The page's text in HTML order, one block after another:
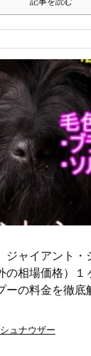
ジャイアント
の相場価格）１
ーの料金を徹底
シュナウザー